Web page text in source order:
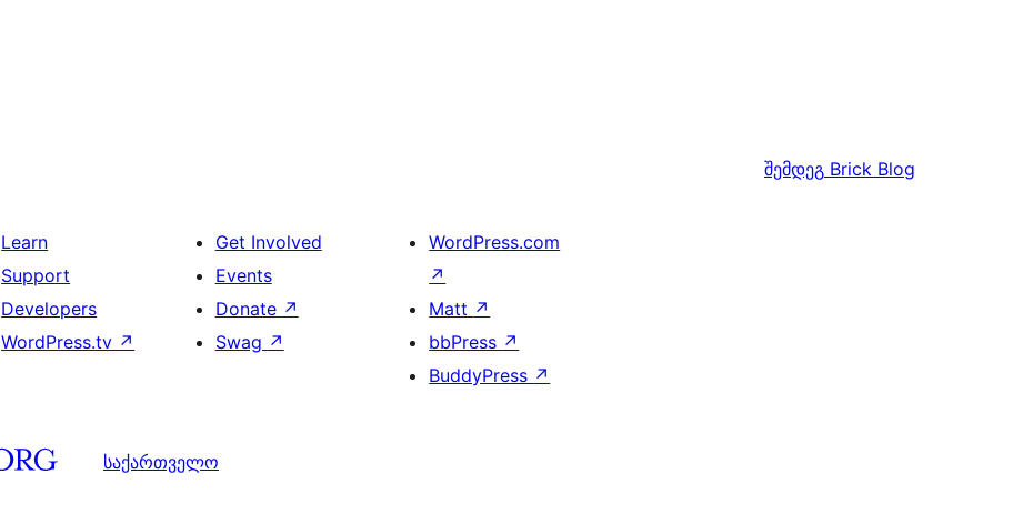
შემდეგ Brick Blog
Learn
Support
Developers
WordPress.tv ↗
Get Involved
Events
Donate ↗
Swag ↗
WordPress.com
↗
Matt ↗
bbPress ↗
BuddyPress ↗
საქართველო